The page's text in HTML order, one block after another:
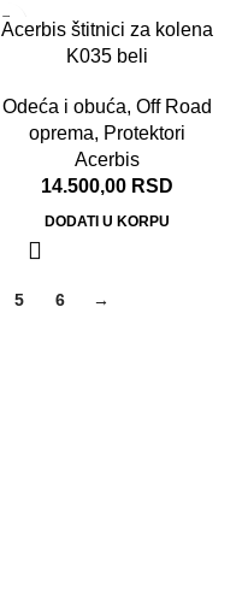
Acerbis štitnici za kolena
K035 beli
Odeća i obuća, Off Road
oprema, Protektori
Acerbis
14.500,00 RSD
DODATI U KORPU
5 6 →